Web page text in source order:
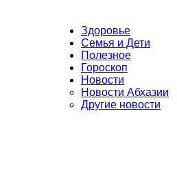
Здоровье
Семья и Дети
Полезное
Гороскоп
Новости
Новости Абхазии
Другие новости